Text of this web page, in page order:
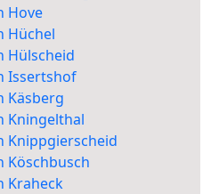
Hove
Hüchel
Hülscheid
Issertshof
Käsberg
Kningelthal
Knippgierscheid
Köschbusch
Kraheck